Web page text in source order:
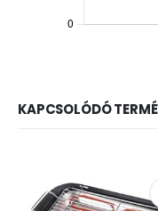
KAPCSOLÓDÓ